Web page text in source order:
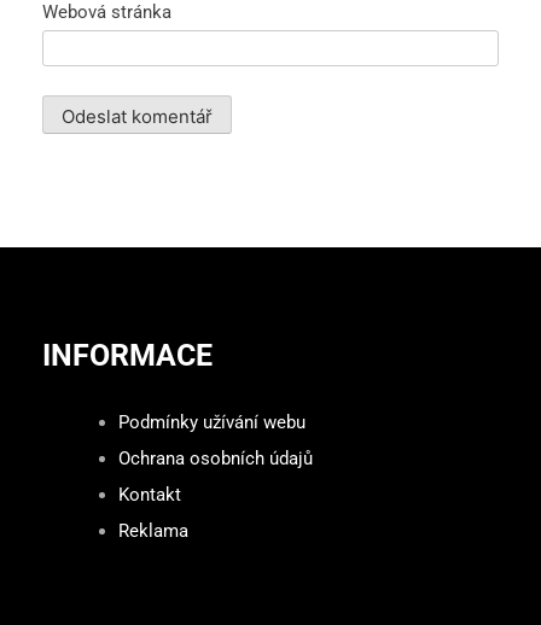
Webová stránka
INFORMACE
Podmínky užívání webu
Ochrana osobních údajů
Kontakt
Reklama